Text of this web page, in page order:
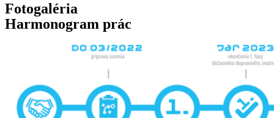
Fotogaléria
Harmonogram prác